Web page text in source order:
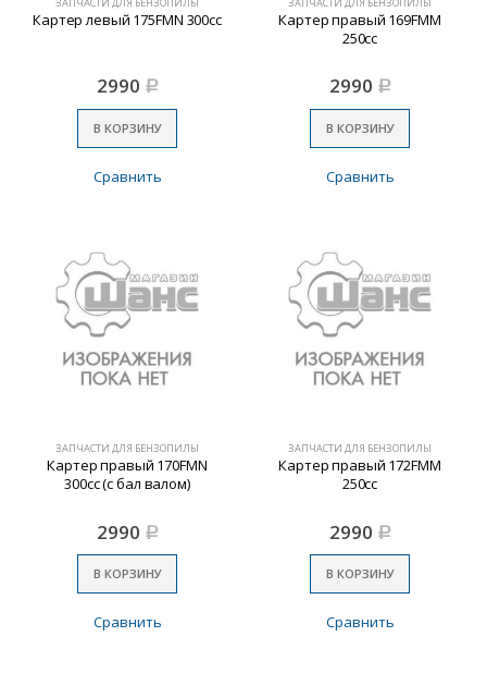
Картер левый 175FMN 300cc
2990 Р
В КОРЗИНУ
Сравнить
Картер правый 169FMM
250cc
2990 Р
В КОРЗИНУ
Сравнить
ЗАПЧАСТИ ДЛЯ БЕНЗОПИЛЫ
Картер правый 170FMN
300cc (с бал валом)
2990 Р
В КОРЗИНУ
Сравнить
ЗАПЧАСТИ ДЛЯ БЕНЗОПИЛЫ
Картер правый 172FMM
250cc
2990 Р
В КОРЗИНУ
Сравнить